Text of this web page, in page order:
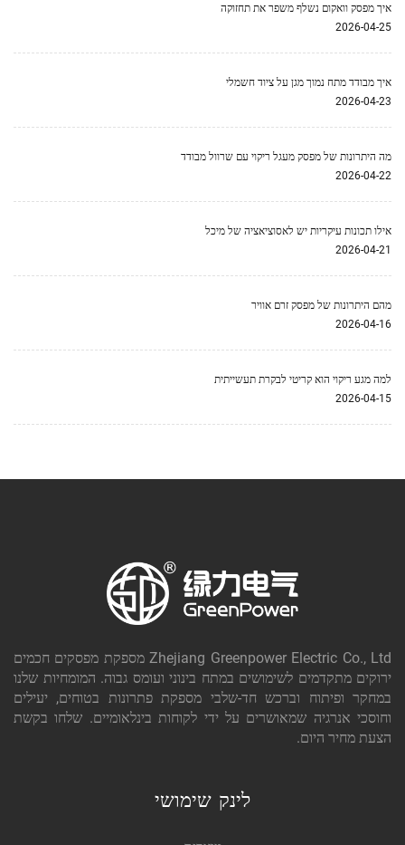
איך מפסק וואקום נשלף משפר את תחזוקה
2026-04-25
איך מבודד מתח נמוך מגן על ציוד חשמלי
2026-04-23
מה היתרונות של מפסק מעגל ריקוי עם שרוול מבודד
2026-04-22
אילו תכונות עיקריות יש לאסוציאציה של מיכל
2026-04-21
מהם היתרונות של מפסק זרם אוויר
2026-04-16
למה מגע ריקוי הוא קריטי לבקרת תעשייתית
2026-04-15
Zhejiang Greenpower Electric Co., Ltd מספקת מפסקים חכמים
ירוקים מתקדמים לשימושים במתח בינוני ועומס גבוה. המומחיות שלנו
במחקר ופיתוח וברכש חד-שלבי מספקת פתרונות בטוחים, יעילים
וחוסכי אנרגיה שמאושרים על ידי לקוחות בינלאומיים. שלחו בקשת
הצעת מחיר היום.
לינק שימושי